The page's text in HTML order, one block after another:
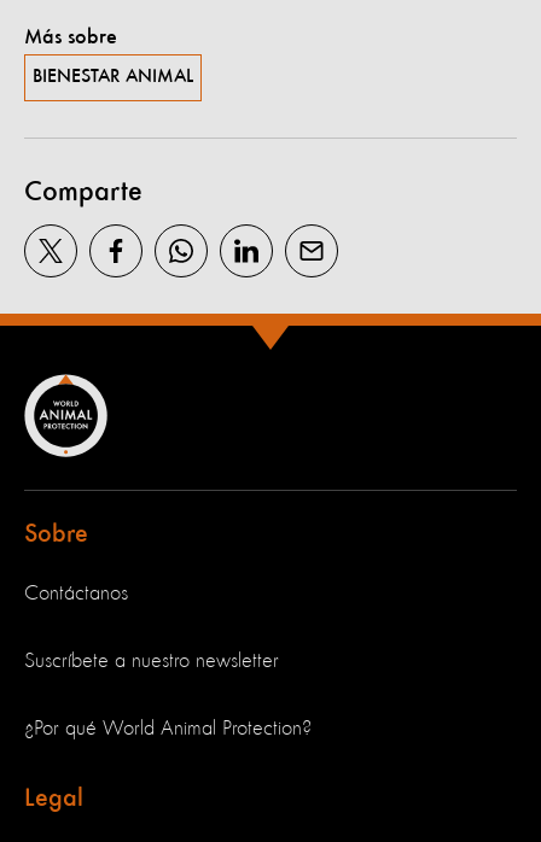
Más sobre
BIENESTAR ANIMAL
Comparte
Sobre
Contáctanos
Suscríbete a nuestro newsletter
¿Por qué World Animal Protection?
Legal